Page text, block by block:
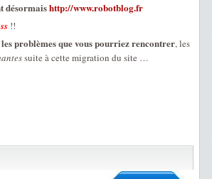
désormaishttp://www.robotblog.fr
!!
problèmes que vous pourriez rencontrer, les
suite à cette migration du site …